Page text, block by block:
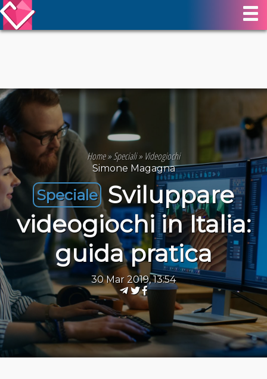
Home»Speciali» Videogiochi
Simone Magagna
Speciale Sviluppare
videogiochi in Italia:
guida pratica
30 Mar 2019, 13:54